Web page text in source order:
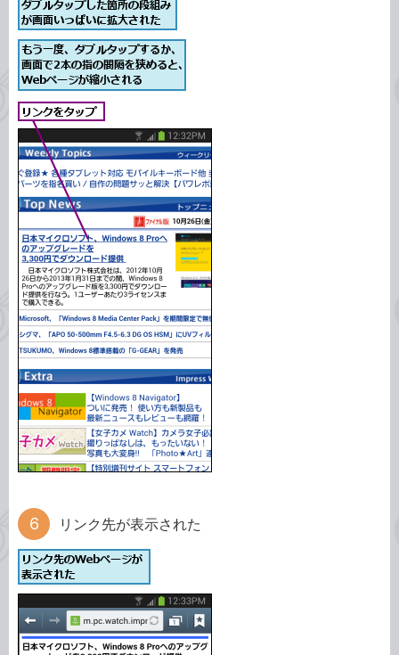
リンク先が表示された